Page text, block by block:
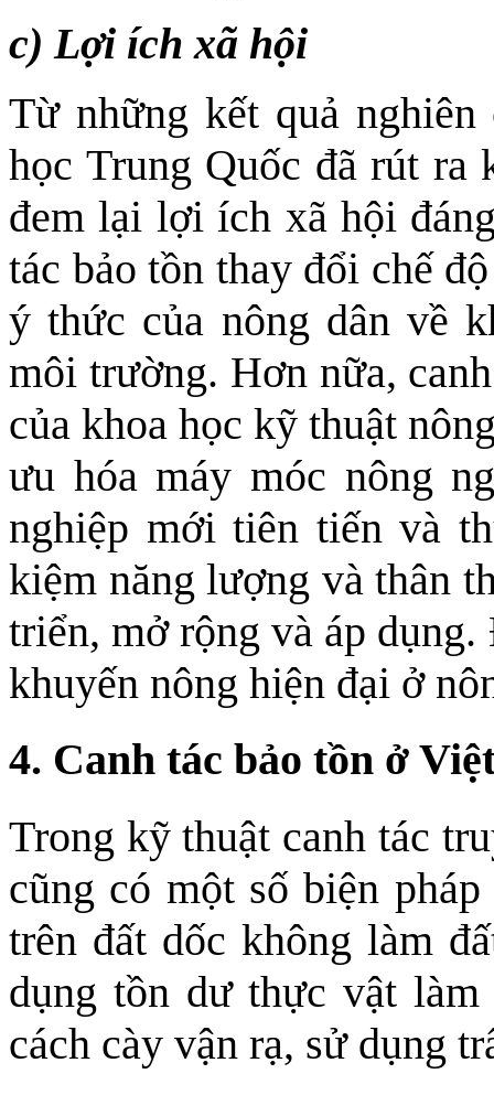
c) Lợi ích xã hội
Từ những kết quả
học Trung Quốc đã rút ra
đem lại lợi ích xã hội
tác bảo tồn thay đổi chế
ý thức của nông dân về
môi trường. Hơn nữa,
của khoa học kỹ thuật
ưu hóa máy móc nông
nghiệp mới tiên tiến và
kiệm năng lượng và thân
triển, mở rộng và áp
khuyến nông hiện đại ở
4. Canh tác bảo tồn ở
Trong kỹ thuật canh tác
cũng có một số biện
trên đất dốc không làm
dụng tồn dư thực vật
cách cày vận rạ, sử dụng